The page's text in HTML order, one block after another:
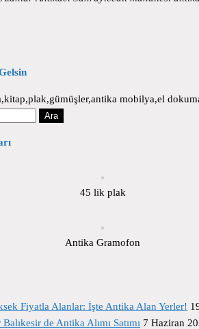
mobilya,el
45 lik plak
Antika Gramofon
Fiyatla Alanlar: İşte Antika Alan Yerler!
de Antika Alımı Satımı 7 Haziran